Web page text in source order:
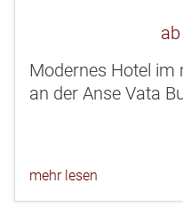
Modernes Hotel im
an der Anse Vata
mehr lesen